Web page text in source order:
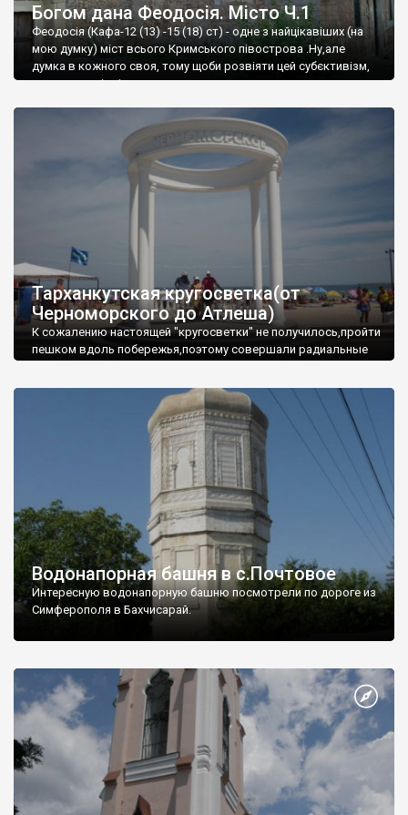
Богом дана Феодосія. Місто Ч.1
Феодосія (Кафа-12 (13) -15 (18) ст) - одне з найцікавіших (на
мою думку) міст всього Кримського півострова .Ну,але
думка в кожного своя, тому щоби розвіяти цей субєктивізм,
запрошую відвідати це
Тарханкутская кругосветка(от
Черноморского до Атлеша)
К сожалению настоящей "кругосветки" не получилось,пройти
пешком вдоль побережья,поэтому совершали радиальные
Водонапорная башня в с.Почтовое
Интересную водонапорную башню посмотрели по дороге из
Симферополя в Бахчисарай.